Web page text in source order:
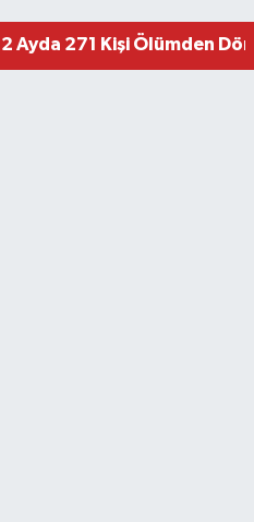
Ayda 271 Kişi Ölümden